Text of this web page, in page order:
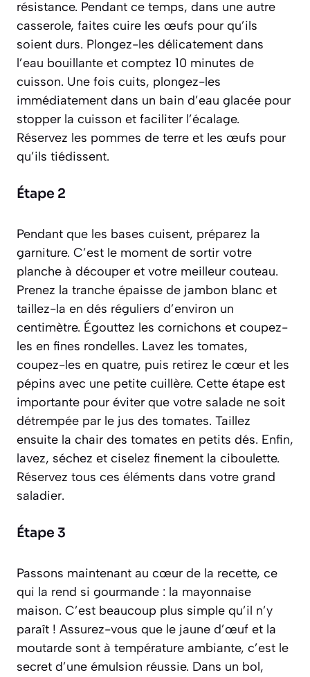
résistance. Pendant ce temps, dans une autre
casserole, faites cuire les œufs pour qu’ils
soient durs. Plongez-les délicatement dans
l’eau bouillante et comptez 10 minutes de
cuisson. Une fois cuits, plongez-les
immédiatement dans un bain d’eau glacée pour
stopper la cuisson et faciliter l’écalage.
Réservez les pommes de terre et les œufs pour
qu’ils tiédissent.
Étape 2
Pendant que les bases cuisent, préparez la
garniture. C’est le moment de sortir votre
planche à découper et votre meilleur couteau.
Prenez la tranche épaisse de jambon blanc et
taillez-la en dés réguliers d’environ un
centimètre. Égouttez les cornichons et coupez-
les en fines rondelles. Lavez les tomates,
coupez-les en quatre, puis retirez le cœur et les
pépins avec une petite cuillère. Cette étape est
importante pour éviter que votre salade ne soit
détrempée par le jus des tomates. Taillez
ensuite la chair des tomates en petits dés. Enfin,
lavez, séchez et ciselez finement la ciboulette.
Réservez tous ces éléments dans votre grand
saladier.
Étape 3
Passons maintenant au cœur de la recette, ce
qui la rend si gourmande : la mayonnaise
maison. C’est beaucoup plus simple qu’il n’y
paraît ! Assurez-vous que le jaune d’œuf et la
moutarde sont à température ambiante, c’est le
secret d’une émulsion réussie. Dans un bol,